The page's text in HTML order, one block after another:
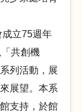
立75週年
共創機
列活動，展
展望。本系
支持，於館